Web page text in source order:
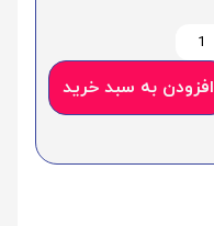
افزودن به سبد خرید